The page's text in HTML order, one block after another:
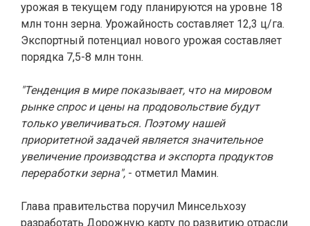
урожая в текущем году планируются на уровне 18
млн тонн зерна. Урожайность составляет 12,3 ц/га.
Экспортный потенциал нового урожая составляет
порядка 7,5-8 млн тонн.
"Тенденция в мире показывает, что на мировом
рынке спрос и цены на продовольствие будут
только увеличиваться. Поэтому нашей
приоритетной задачей является значительное
увеличение производства и экспорта продуктов
переработки зерна", - отметил Мамин.
Глава правительства поручил Минсельхозу
разработать Дорожную карту по развитию отрасли